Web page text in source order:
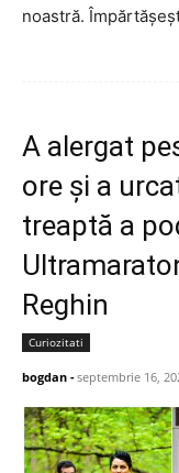
noastră.
A alergat
ore și a
treaptă a
Reghin
Curiozitati
bogdan -septembrie 16,